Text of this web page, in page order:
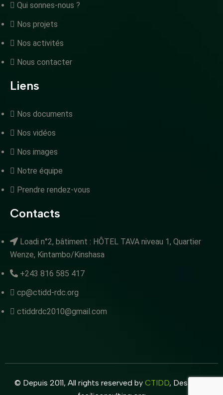
Qui sonnes-nous ?
Nos projets
Nos activités
Nous contacter
Liens
Nos documents
Nos vidéos
Nos images
Notre équipe
Prendre rendez-vous
Contacts
Loadi n°2, bâtiment : HÔTEL TAVA niveau 1, Quartier
Wenze, Kintambo/Kinshasa
+243 816 585 417
cp@ctidd-rdc.org
ctiddrdc2010@gmail.com
© Depuis 2011, All rights reserved by CTIDD, Design by